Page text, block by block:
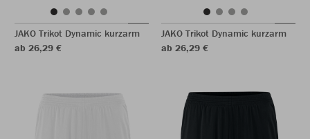
JAKO Trikot Dynamic kurzarm
ab 26,29 €
JAKO Trikot Dynamic kurzarm
ab 26,29 €